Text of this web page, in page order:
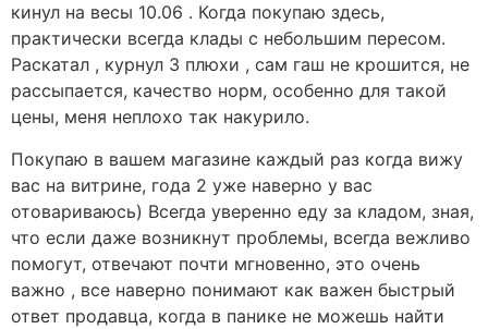
кинул на весы 10.06 . Когда покупаю здесь,
практически всегда клады с небольшим пересом.
Раскатал , курнул 3 плюхи , сам гаш не крошится, не
рассыпается, качество норм, особенно для такой
цены, меня неплохо так накурило.
Покупаю в вашем магазине каждый раз когда вижу
вас на витрине, года 2 уже наверно у вас
отовариваюсь) Всегда уверенно еду за кладом, зная,
что если даже возникнут проблемы, всегда вежливо
помогут, отвечают почти мгновенно, это очень
важно , все наверно понимают как важен быстрый
ответ продавца, когда в панике не можешь найти